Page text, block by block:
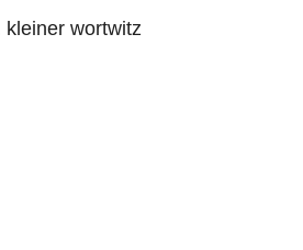
kleiner wortwitz